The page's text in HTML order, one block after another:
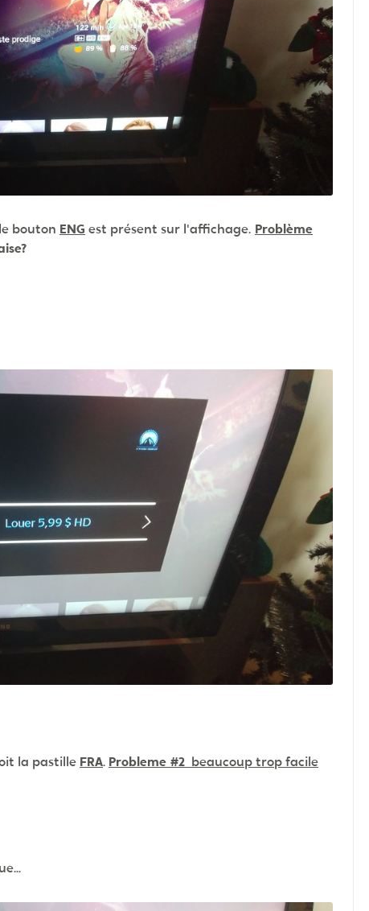
bouton ENG est présent sur l'affichage. Problème
la pastille FRA. Probleme #2 beaucoup trop facile